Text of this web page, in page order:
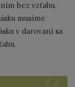
bez vzťahu,
musíme
v darovaní sa